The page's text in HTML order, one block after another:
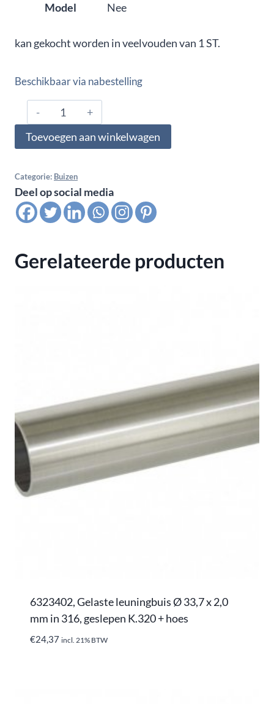
Model
Nee
kan gekocht worden in veelvouden van 1 ST.
Beschikbaar via nabestelling
1150.603.6770,
Inleg
Rubber
U-
profiel,
Ø
G=
Toevoegen aan winkelwagen
Categorie: Buizen
Deel op social media
Gerelateerde producten
6323402, Gelaste leuningbuis Ø 33,7 x 2,0
mm in 316, geslepen K.320 + hoes
€24,37 incl. 21% BTW